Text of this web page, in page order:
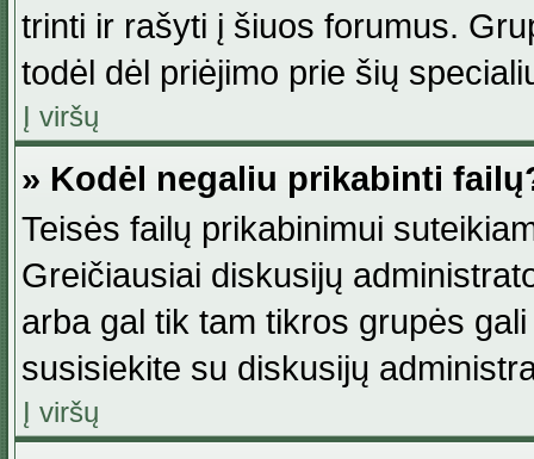
trinti ir rašyti į šiuos forumus.
todėl dėl priėjimo prie šių
Į viršų
» Kodėl negaliu prikabinti
Teisės failų prikabinimui
Greičiausiai diskusijų
arba gal tik tam tikros grupės
susisiekite su diskusijų
Į viršų